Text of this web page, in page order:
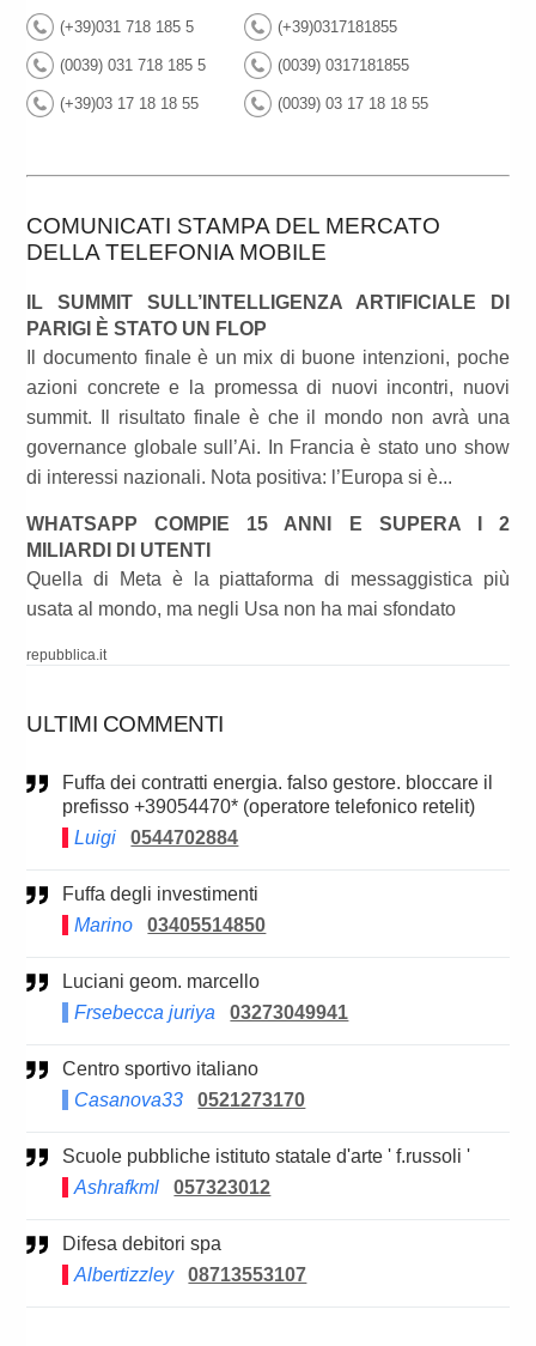
(+39)031 718 185 5 (+39)0317181855
(0039) 031 718 185 5 (0039) 0317181855
(+39)03 17 18 18 55 (0039) 03 17 18 18 55
COMUNICATI STAMPA DEL MERCATO
DELLA TELEFONIA MOBILE
IL SUMMIT SULL’INTELLIGENZA ARTIFICIALE DI
PARIGI È STATO UN FLOP
Il documento finale è un mix di buone intenzioni, poche
azioni concrete e la promessa di nuovi incontri, nuovi
summit. Il risultato finale è che il mondo non avrà una
governance globale sull’Ai. In Francia è stato uno show
di interessi nazionali. Nota positiva: l’Europa si è...
WHATSAPP COMPIE 15 ANNI E SUPERA I 2
MILIARDI DI UTENTI
Quella di Meta è la piattaforma di messaggistica più
usata al mondo, ma negli Usa non ha mai sfondato
repubblica.it
ULTIMI COMMENTI
Fuffa dei contratti energia. falso gestore. bloccare il
prefisso +39054470* (operatore telefonico retelit)
Luigi
0544702884
Fuffa degli investimenti
Marino
03405514850
Luciani geom. marcello
Frsebecca juriya
03273049941
Centro sportivo italiano
Casanova33
0521273170
Scuole pubbliche istituto statale d'arte ' f.russoli '
Ashrafkml
057323012
Difesa debitori spa
Albertizzley
08713553107